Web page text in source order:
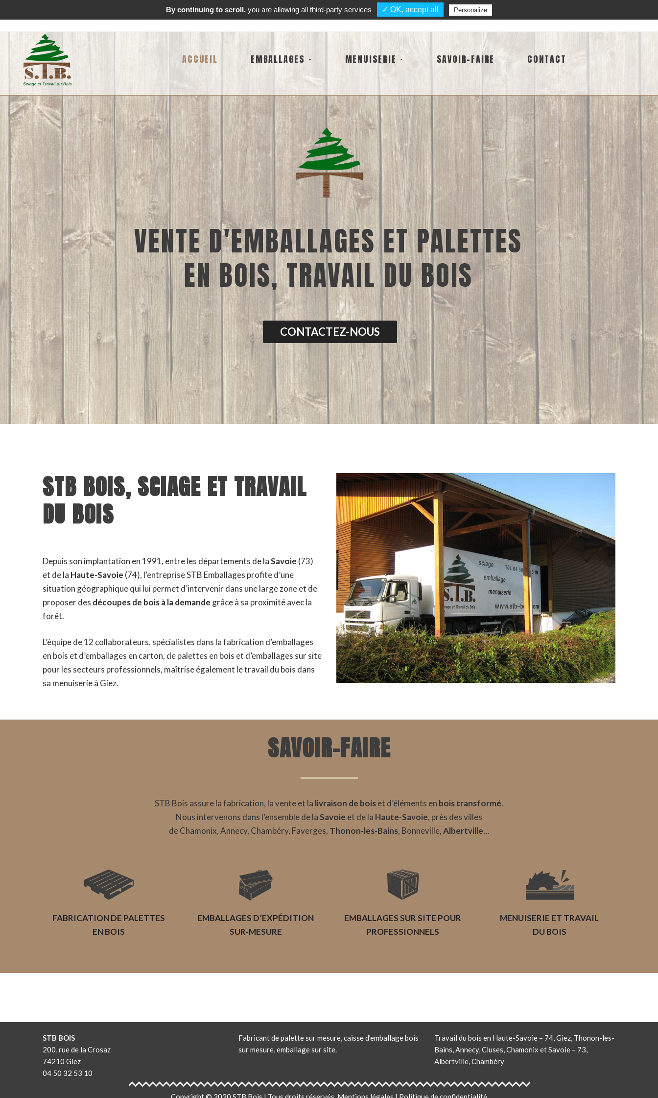
ACCUEIL EMBALLAGES MENUISERIE SAVOIR-FAIRE CONTACT
VENTE D'EMBALLAGES ET PALETTES
EN BOIS, TRAVAIL DU BOIS
CONTACTEZ-NOUS
STB BOIS, SCIAGE ET TRAVAIL
DU BOIS
Depuis son implantation en 1991, entre les départements de laSavoie (73)
et de la Haute-Savoie (74), l’entreprise STB Emballages profite d’une
situation géographique qui lui permet d’intervenir dans une large zone et de
proposer des découpes de bois à la demande grâce à sa proximité avec la
forêt.
L’équipe de 12 collaborateurs, spécialistes dans la fabrication d’emballages
en bois et d’emballages en carton, de palettes en bois et d’emballages sur site
pour les secteurs professionnels, maîtrise également le travail du bois dans
sa menuiserie à Giez.
SAVOIR-FAIRE
STB Bois assure la fabrication, la vente et la livraison de boiset d’éléments en bois transformé.
Nous intervenons dans l’ensemble de laSavoie et de la Haute-Savoie, près des villes
de Chamonix, Annecy, Chambéry, Faverges, Thonon-les-Bains, Bonneville,Albertville…
FABRICATION DE PALETTES
EN BOIS
EMBALLAGES D’EXPÉDITION
SUR-MESURE
EMBALLAGES SUR SITE POUR
PROFESSIONNELS
MENUISERIE ET TRAVAIL
DU BOIS
STB BOIS
200, rue de la Crosaz
74210 Giez
04 50 32 53 10
Fabricant de palette sur mesure,caisse d’emballage bois
sur mesure,emballage sur site.
Travail du bois en Haute-Savoie – 74, Giez, Thonon-les-
Bains, Annecy, Cluses, Chamonix et Savoie – 73,
Albertville, Chambéry
By continuing to scroll,you are allowing all third-party services ✓ OK, accept all Personalize